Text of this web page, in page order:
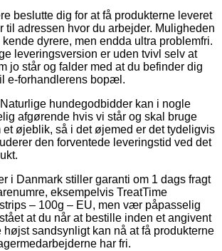
beslutte dig for at få produkterne leveret
til adressen hvor du arbejder. Muligheden
dyrere, men endda ultra problemfri.
leveringsversion er uden tvivl selv at
jo står og falder med at du befinder dig
e-forhandlerens bopæl.
hundegodbidder kan i nogle
afgørende hvis vi står og skal bruge
et øjeblik, så i det øjemed er det tydeligvis
den forventede leveringstid ved det
i Danmark stiller garanti om 1 dags fragt
eksempelvis TreatTime
– 100g – EU, men vær påpasselig
at du når at bestille inden et angivent
højst sandsynligt kan nå at få produkterne
har fri.